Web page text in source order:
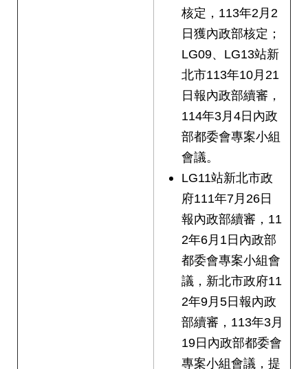
核定，113年2月2
日獲內政部核定；
LG09、LG13站新
北市113年10月21
日報內政部續審，
114年3月4日內政
部都委會專案小組
會議。
LG11站新北市政
府111年7月26日
報內政部續審，11
2年6月1日內政部
都委會專案小組會
議，新北市政府11
2年9月5日報內政
部續審，113年3月
19日內政部都委會
專案小組會議，提